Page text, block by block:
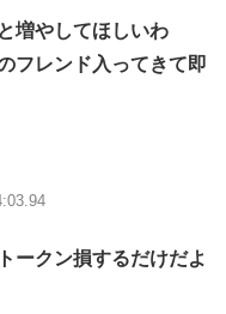
増やしてほしいわ
フレンド入ってきて即
ークン損するだけだよ